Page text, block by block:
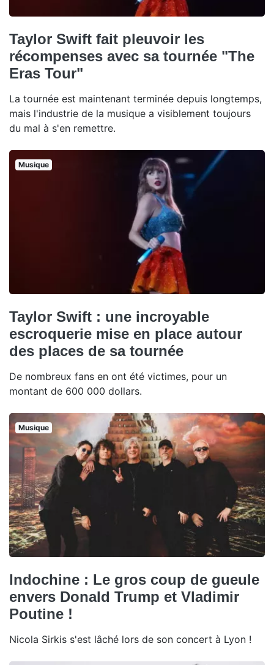
Taylor Swift fait pleuvoir les
récompenses avec sa tournée "The
Eras Tour"
La tournée est maintenant terminée depuis longtemps,
mais l'industrie de la musique a visiblement toujours
du mal à s'en remettre.
Musique
Taylor Swift : une incroyable
escroquerie mise en place autour
des places de sa tournée
De nombreux fans en ont été victimes, pour un
montant de 600 000 dollars.
Musique
Indochine : Le gros coup de gueule
envers Donald Trump et Vladimir
Poutine !
Nicola Sirkis s'est lâché lors de son concert à Lyon !